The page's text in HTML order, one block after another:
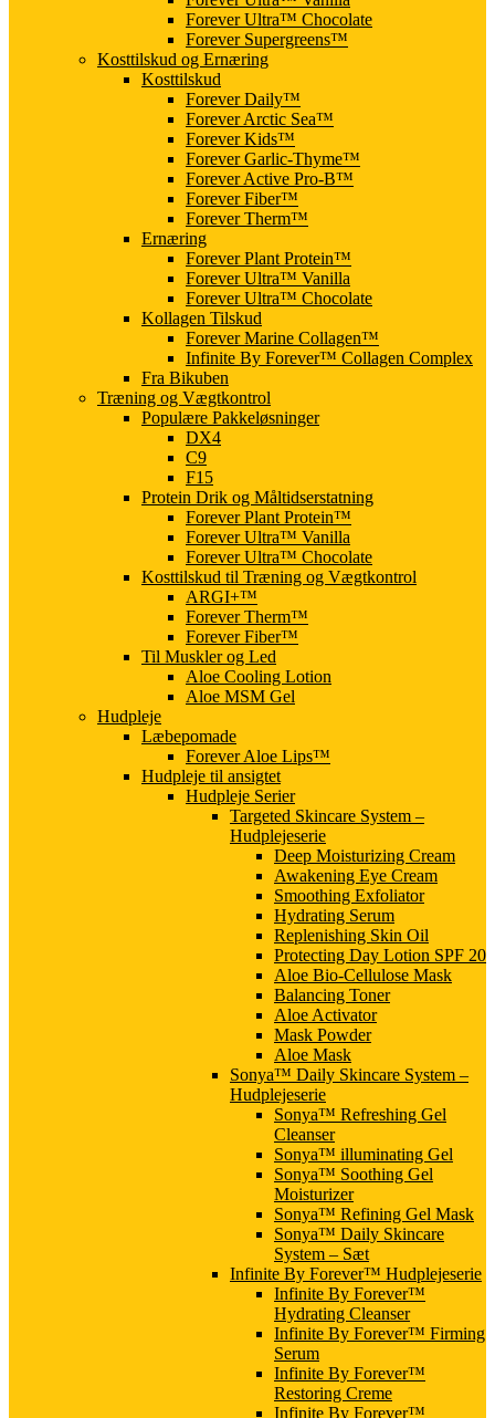
Forever Ultra™ Chocolate
Forever Supergreens™
Kosttilskud og Ernæring
Kosttilskud
Forever Daily™
Forever Arctic Sea™
Forever Kids™
Forever Garlic-Thyme™
Forever Active Pro-B™
Forever Fiber™
Forever Therm™
Ernæring
Forever Plant Protein™
Forever Ultra™ Vanilla
Forever Ultra™ Chocolate
Kollagen Tilskud
Forever Marine Collagen™
Infinite By Forever™ Collagen Complex
Fra Bikuben
Træning og Vægtkontrol
Populære Pakkeløsninger
DX4
C9
F15
Protein Drik og Måltidserstatning
Forever Plant Protein™
Forever Ultra™ Vanilla
Forever Ultra™ Chocolate
Kosttilskud til Træning og Vægtkontrol
ARGI+™
Forever Therm™
Forever Fiber™
Til Muskler og Led
Aloe Cooling Lotion
Aloe MSM Gel
Hudpleje
Læbepomade
Forever Aloe Lips™
Hudpleje til ansigtet
Hudpleje Serier
Targeted Skincare System –
Hudplejeserie
Deep Moisturizing Cream
Awakening Eye Cream
Smoothing Exfoliator
Hydrating Serum
Replenishing Skin Oil
Protecting Day Lotion SPF 20
Aloe Bio-Cellulose Mask
Balancing Toner
Aloe Activator
Mask Powder
Aloe Mask
Sonya™ Daily Skincare System –
Hudplejeserie
Sonya™ Refreshing Gel
Cleanser
Sonya™ illuminating Gel
Sonya™ Soothing Gel
Moisturizer
Sonya™ Refining Gel Mask
Sonya™ Daily Skincare
System – Sæt
Infinite By Forever™ Hudplejeserie
Infinite By Forever™
Hydrating Cleanser
Infinite By Forever™ Firming
Serum
Infinite By Forever™
Restoring Creme
Infinite By Forever™